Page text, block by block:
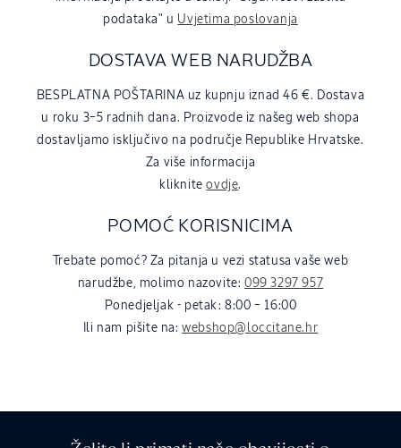
podataka" u Uvjetima poslovanja
DOSTAVA WEB NARUDŽBA
BESPLATNA POŠTARINA uz kupnju iznad 46 €. Dostava
u roku 3–5 radnih dana. Proizvode iz našeg web shopa
dostavljamo isključivo na područje Republike Hrvatske.
Za više informacija
klikniteovdje.
POMOĆ KORISNICIMA
Trebate pomoć? Za pitanja u vezi statusa vaše web
narudžbe, molimo nazovite: 099 3297 957
Ponedjeljak - petak: 8:00 – 16:00
Ili nam pišite na:webshop@loccitane.hr